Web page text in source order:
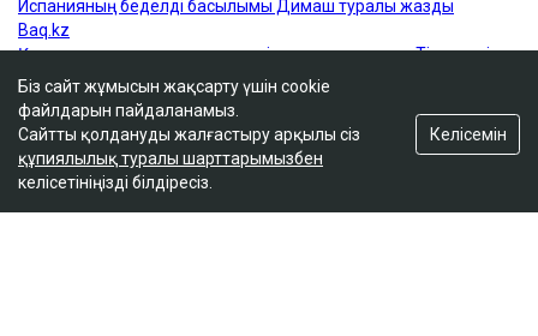
Біз сайт жұмысын жақсарту үшін cookie
файлдарын пайдаланамыз.
Сайтты қолдануды жалғастыру арқылы сіз
құпиялылық туралы шарттарымызбен
келісетініңізді білдіресіз.
Келісемін